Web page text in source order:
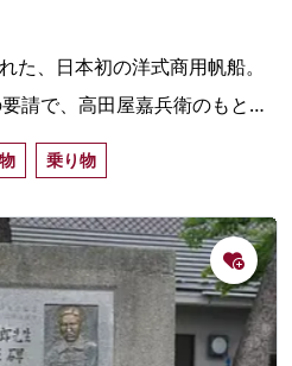
た、日本初の洋式商用帆船。
請で、高田屋嘉兵衛のもとで
治が製作。
乗り物